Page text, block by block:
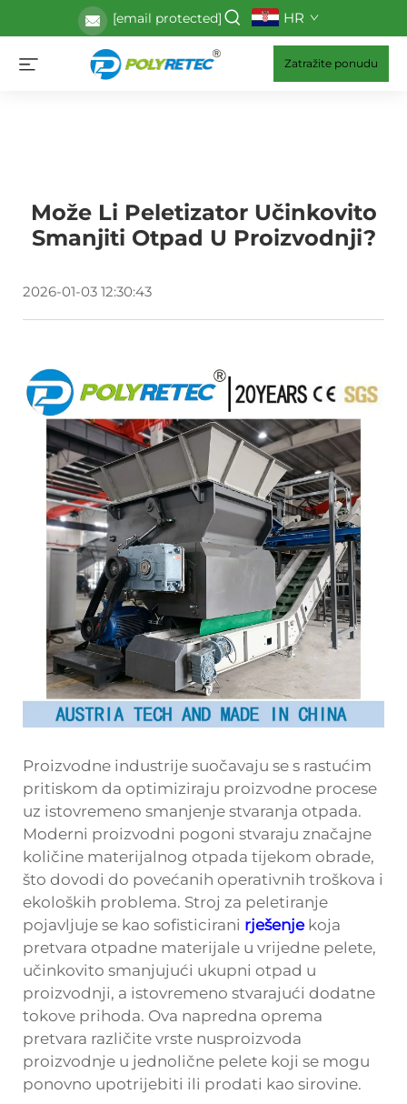
[email protected] HR
Zatražite ponudu
Može Li Peletizator Učinkovito
Smanjiti Otpad U Proizvodnji?
2026-01-03 12:30:43
Proizvodne industrije suočavaju se s rastućim
pritiskom da optimiziraju proizvodne procese
uz istovremeno smanjenje stvaranja otpada.
Moderni proizvodni pogoni stvaraju značajne
količine materijalnog otpada tijekom obrade,
što dovodi do povećanih operativnih troškova i
ekoloških problema. Stroj za peletiranje
pojavljuje se kao sofisticirani rješenje koja
pretvara otpadne materijale u vrijedne pelete,
učinkovito smanjujući ukupni otpad u
proizvodnji, a istovremeno stvarajući dodatne
tokove prihoda. Ova napredna oprema
pretvara različite vrste nusproizvoda
proizvodnje u jednolične pelete koji se mogu
ponovno upotrijebiti ili prodati kao sirovine.